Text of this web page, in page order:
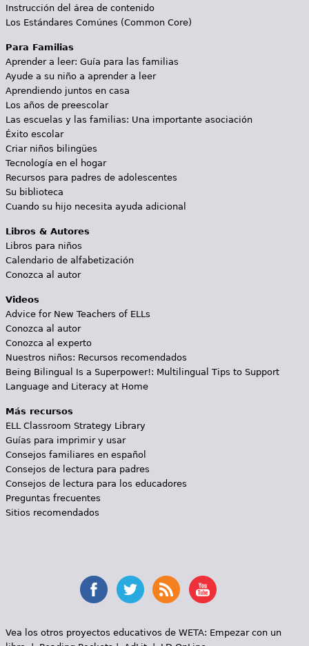
Instrucción del área de contenido
Los Estándares Comúnes (Common Core)
Para Familias
Aprender a leer: Guía para las familias
Ayude a su niño a aprender a leer
Aprendiendo juntos en casa
Los años de preescolar
Las escuelas y las familias: Una importante asociación
Éxito escolar
Criar niños bilingües
Tecnología en el hogar
Recursos para padres de adolescentes
Su biblioteca
Cuando su hijo necesita ayuda adicional
Libros & Autores
Libros para niños
Calendario de alfabetización
Conozca al autor
Videos
Advice for New Teachers of ELLs
Conozca al autor
Conozca al experto
Nuestros niños: Recursos recomendados
Being Bilingual Is a Superpower!: Multilingual Tips to Support
Language and Literacy at Home
Más recursos
ELL Classroom Strategy Library
Guías para imprimir y usar
Consejos familiares en español
Consejos de lectura para padres
Consejos de lectura para los educadores
Preguntas frecuentes
Sitios recomendados
Vea los otros proyectos educativos de WETA: Empezar con un